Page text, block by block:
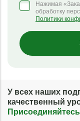
Нажимая
обработку
Политики
У всех наших
качественный